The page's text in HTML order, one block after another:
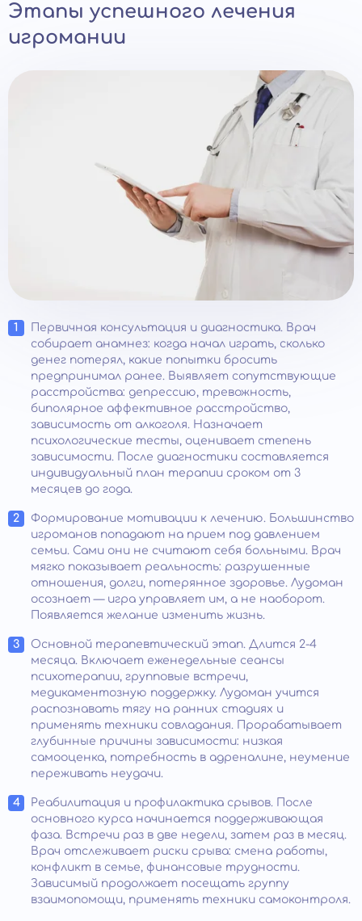
Этапы успешного лечения
игромании
Первичная консультация и диагностика. Врач
собирает анамнез: когда начал играть, сколько
денег потерял, какие попытки бросить
предпринимал ранее. Выявляет сопутствующие
расстройства: депрессию, тревожность,
биполярное аффективное расстройство,
зависимость от алкоголя. Назначает
психологические тесты, оценивает степень
зависимости. После диагностики составляется
индивидуальный план терапии сроком от 3
месяцев до года.
Формирование мотивации к лечению. Большинство
игроманов попадают на прием под давлением
семьи. Сами они не считают себя больными. Врач
мягко показывает реальность: разрушенные
отношения, долги, потерянное здоровье. Лудоман
осознает — игра управляет им, а не наоборот.
Появляется желание изменить жизнь.
Основной терапевтический этап. Длится 2-4
месяца. Включает еженедельные сеансы
психотерапии, групповые встречи,
медикаментозную поддержку. Лудоман учится
распознавать тягу на ранних стадиях и
применять техники совладания. Прорабатывает
глубинные причины зависимости: низкая
самооценка, потребность в адреналине, неумение
переживать неудачи.
Реабилитация и профилактика срывов. После
основного курса начинается поддерживающая
фаза. Встречи раз в две недели, затем раз в месяц.
Врач отслеживает риски срыва: смена работы,
конфликт в семье, финансовые трудности.
Зависимый продолжает посещать группу
взаимопомощи, применять техники самоконтроля.